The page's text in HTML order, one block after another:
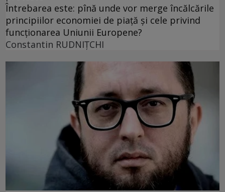
Întrebarea este: pînă unde vor merge încălcările
principiilor economiei de piață și cele privind
funcționarea Uniunii Europene?
Constantin RUDNIŢCHI